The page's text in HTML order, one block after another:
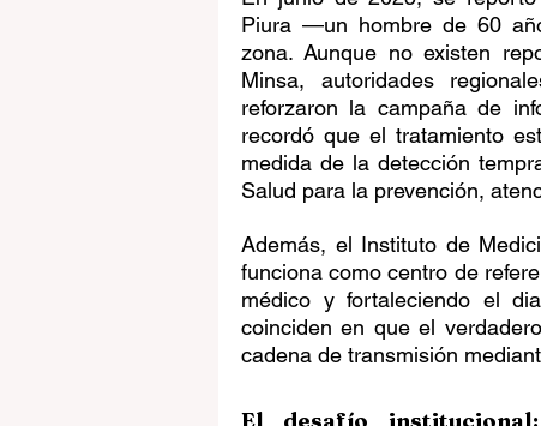
Piura —un hombre de 60
zona. Aunque no existen
Minsa, autoridades
reforzaron la campaña de
recordó que el tratamiento
medida de la detección
Salud para la prevención,
Además, el Instituto de
funciona como centro de
médico y fortaleciendo el
coinciden en que el
cadena de transmisión